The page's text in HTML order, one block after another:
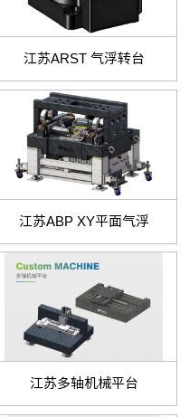
江苏ARST 气浮转台
江苏ABP XY平面气浮
江苏多轴机械平台